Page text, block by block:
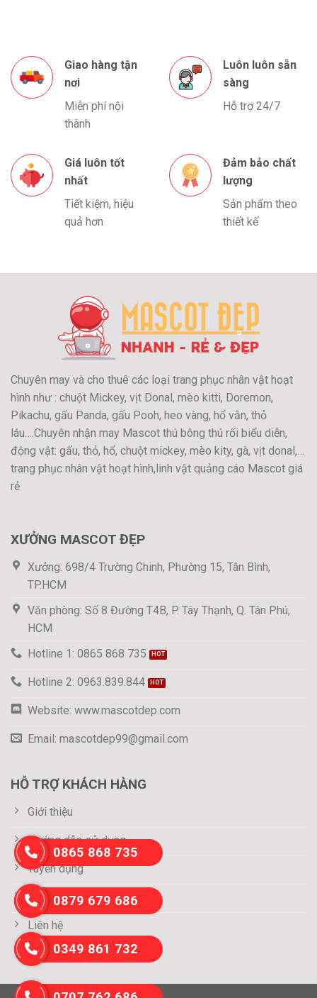
Giao hàng tận
nơi
Miễn phí nội
thành
Luôn luôn sẵn
sàng
Hỗ trợ 24/7
Giá luôn tốt
nhất
Tiết kiệm, hiệu
quả hơn
Đảm bảo chất
lượng
Sản phẩm theo
thiết kế
Chuyên may và cho thuê các loại trang phục nhân vật hoạt
hình như : chuột Mickey, vịt Donal, mèo kitti, Doremon,
Pikachu, gấu Panda, gấu Pooh, heo vàng, hổ vằn, thỏ
láu….Chuyên nhận may Mascot thú bông thú rối biểu diễn,
động vật: gấu, thỏ, hổ, chuột mickey, mèo kity, gà, vịt donal,…
trang phục nhân vật hoạt hình,linh vật quảng cáo Mascot giá
rẻ
XƯỞNG MASCOT ĐẸP
Xưởng: 698/4 Trường Chinh, Phường 15, Tân Bình,
TP.HCM
Văn phòng: Số 8 Đường T4B, P. Tây Thạnh, Q. Tân Phú,
HCM
Hotline 1: 0865 868 735
Hotline 2: 0963.839.844
Website: www.mascotdep.com
Email: mascotdep99@gmail.com
HỖ TRỢ KHÁCH HÀNG
Giới thiệu
Hướng dẫn sử dụng
Tuyển dụng
Thông tin thanh toán
Liên hệ
0865 868 735
0879 679 686
0349 861 732